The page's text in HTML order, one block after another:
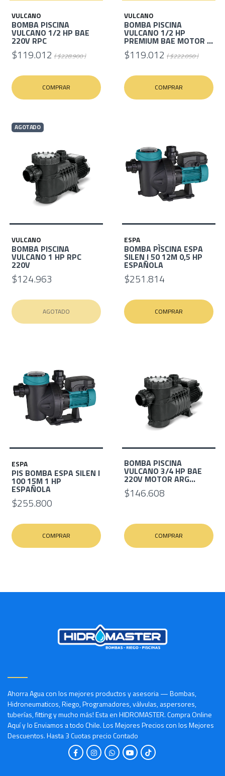
VULCANO
BOMBA PISCINA
VULCANO 1/2 HP BAE
220V RPC
$119.012 ( $228.900 )
COMPRAR
VULCANO
BOMBA PISCINA
VULCANO 1/2 HP
PREMIUM BAE MOTOR ...
$119.012 ( $222.050 )
COMPRAR
AGOTADO
VULCANO
BOMBA PISCINA
VULCANO 1 HP RPC
220V
$124.963
AGOTADO
ESPA
BOMBA PÌSCINA ESPA
SILEN I 50 12M 0,5 HP
ESPAÑOLA
$251.814
COMPRAR
ESPA
PIS BOMBA ESPA SILEN I
100 15M 1 HP
ESPAÑOLA
$255.800
COMPRAR
BOMBA PISCINA
VULCANO 3/4 HP BAE
220V MOTOR ARG...
$146.608
COMPRAR
Ahorra Agua con los mejores productos y asesoria — Bombas,
Hidroneumaticos, Riego, Programadores, válvulas, aspersores,
tuberías, fitting y mucho más! Esta en HIDROMASTER. Compra Online
Aquí y lo Enviamos a todo Chile. Los Mejores Precios con los Mejores
Descuentos. Hasta 3 Cuotas precio Contado